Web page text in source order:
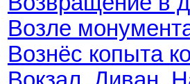
Возле
Вознёс копыта